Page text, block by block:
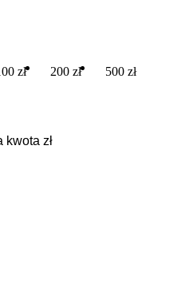
zł 200 zł 500 zł